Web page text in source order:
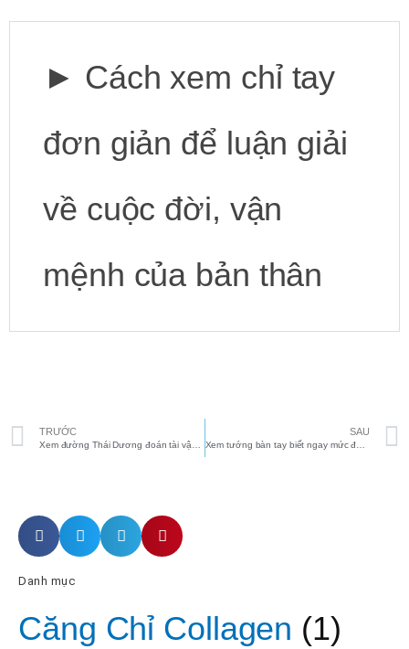
► Cách xem chỉ tay
đơn giản để luận giải
về cuộc đời, vận
mệnh của bản thân
Prev
TRƯỚC SAU
Danh mục
Căng Chỉ Collagen (1)